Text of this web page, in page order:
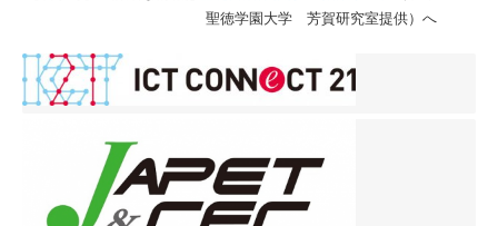
聖徳学園大学 芳賀研究室提供）へ